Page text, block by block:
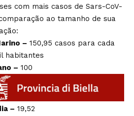
com mais casos de Sars-CoV-
ao tamanho de sua
– 150,95 casos para cada
habitantes
– 100
– 19,52